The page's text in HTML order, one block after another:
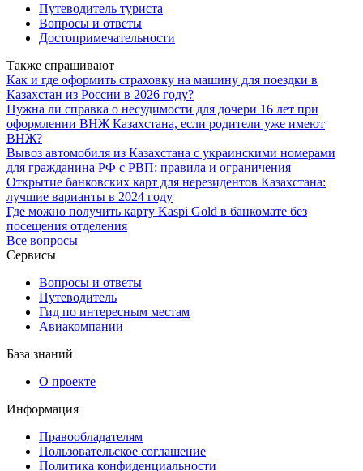
Путеводитель туриста
Вопросы и ответы
Достопримечательности
Также спрашивают
Как и где оформить страховку на машину для поездки в
Казахстан из России в 2026 году?
Нужна ли справка о несудимости для дочери 16 лет при
оформлении ВНЖ Казахстана, если родители уже имеют
ВНЖ?
Вывоз автомобиля из Казахстана с украинскими номерами
для гражданина РФ с РВП: правила и ограничения
Открытие банковских карт для нерезидентов Казахстана:
лучшие варианты в 2024 году
Где можно получить карту Kaspi Gold в банкомате без
посещения отделения
Все вопросы
Сервисы
Вопросы и ответы
Путеводитель
Гид по интересным местам
Авиакомпании
База знаний
О проекте
Информация
Правообладателям
Пользовательское соглашение
Политика конфиденциальности